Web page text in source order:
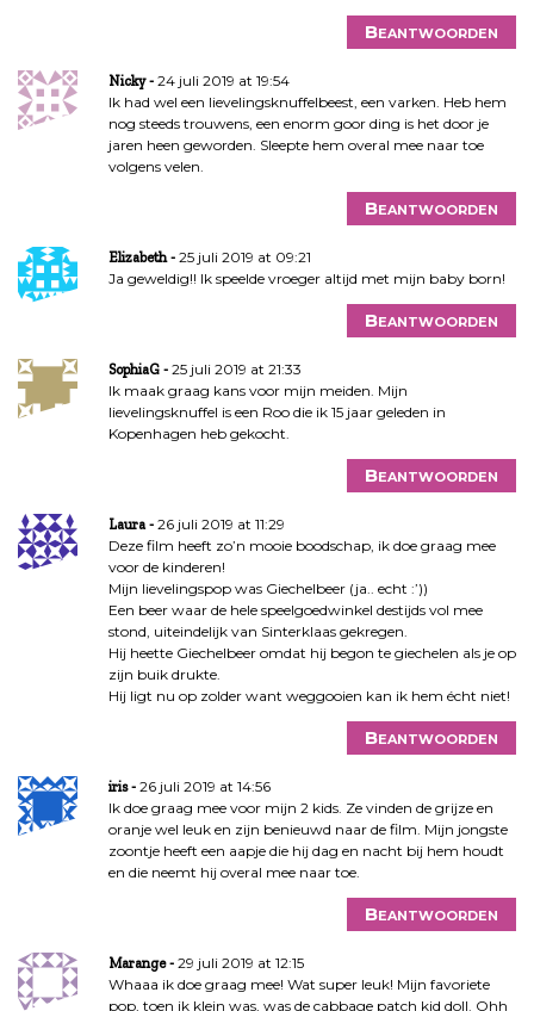
Beantwoorden
Nicky
24 juli 2019 at 19:54
Ik had wel een lievelingsknuffelbeest, een varken. Heb hem
nog steeds trouwens, een enorm goor ding is het door je
jaren heen geworden. Sleepte hem overal mee naar toe
volgens velen.
Beantwoorden
Elizabeth
25 juli 2019 at 09:21
Ja geweldig!! Ik speelde vroeger altijd met mijn baby born!
Beantwoorden
SophiaG
25 juli 2019 at 21:33
Ik maak graag kans voor mijn meiden. Mijn
lievelingsknuffel is een Roo die ik 15 jaar geleden in
Kopenhagen heb gekocht.
Beantwoorden
Laura
26 juli 2019 at 11:29
Deze film heeft zo’n mooie boodschap, ik doe graag mee
voor de kinderen!
Mijn lievelingspop was Giechelbeer (ja.. echt :’))
Een beer waar de hele speelgoedwinkel destijds vol mee
stond, uiteindelijk van Sinterklaas gekregen.
Hij heette Giechelbeer omdat hij begon te giechelen als je op
zijn buik drukte.
Hij ligt nu op zolder want weggooien kan ik hem écht niet!
Beantwoorden
iris
26 juli 2019 at 14:56
Ik doe graag mee voor mijn 2 kids. Ze vinden de grijze en
oranje wel leuk en zijn benieuwd naar de film. Mijn jongste
zoontje heeft een aapje die hij dag en nacht bij hem houdt
en die neemt hij overal mee naar toe.
Beantwoorden
Marange
29 juli 2019 at 12:15
Whaaa ik doe graag mee! Wat super leuk! Mijn favoriete
pop, toen ik klein was, was de cabbage patch kid doll. Ohh